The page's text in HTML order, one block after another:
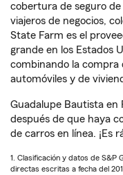
cobertura de seguro
viajeros de negocios,
State Farm es el
grande en los Estados
combinando la compra
automóviles y de
Guadalupe Bautista en
después de que haya
de carros en línea. ¡Es
1. Clasificación y datos de S&P
directas escritas a fecha del